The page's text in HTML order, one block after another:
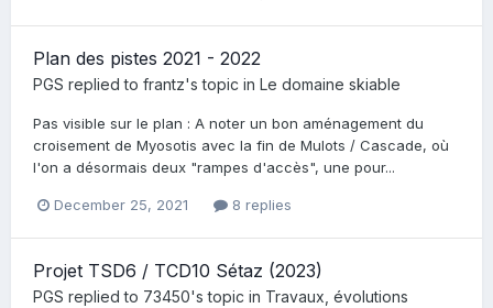
Plan des pistes 2021 - 2022
PGS replied to frantz's topic in Le domaine skiable
Pas visible sur le plan : A noter un bon aménagement du
croisement de Myosotis avec la fin de Mulots / Cascade, où
l'on a désormais deux "rampes d'accès", une pour...
December 25, 2021 8 replies
Projet TSD6 / TCD10 Sétaz (2023)
PGS replied to 73450's topic in Travaux, évolutions